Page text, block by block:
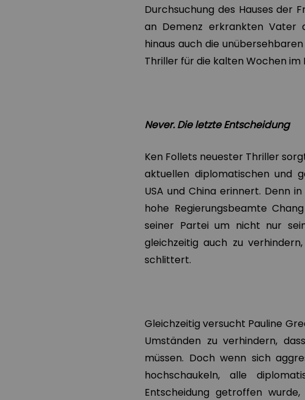
Durchsuchung des Hauses der
an Demenz erkrankten Vater
hinaus auch die
Thriller für die kalten Wochen im
Never. Die letzte Entscheidung
Ken Follets neuester Thriller
aktuellen diplomatischen und
USA und China erinnert. Denn
hohe Regierungsbeamte
seiner Partei um nicht nur
gleichzeitig auch zu
schlittert.
Gleichzeitig versucht Pauline
Umständen zu verhindern,
müssen. Doch wenn sich
hochschaukeln, alle
Entscheidung getroffen